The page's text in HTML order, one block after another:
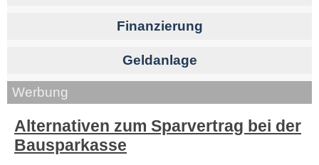
Finanzierung
Geldanlage
Werbung
Alternativen zum Sparvertrag bei der
Bausparkasse